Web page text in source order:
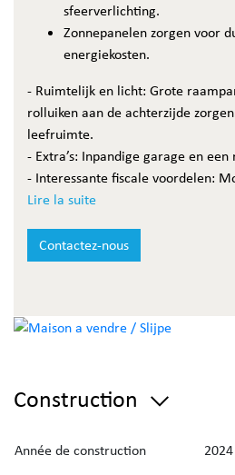
sfeerverlichting.
Zonnepanelen zorgen voor
energiekosten.
- Ruimtelijk en licht: Grote
rolluiken aan de achterzijde
leefruimte.
- Extra’s: Inpandige garage en
- Interessante fiscale voordelen:
aan 6% btw, mits voldaan aan de
Ligging
Deze woning ligt in een rustige
- School en openbaar vervoer:
ultiem gemak.
Lire la suite
Contactez-nous
Construction
Année de construction
2024